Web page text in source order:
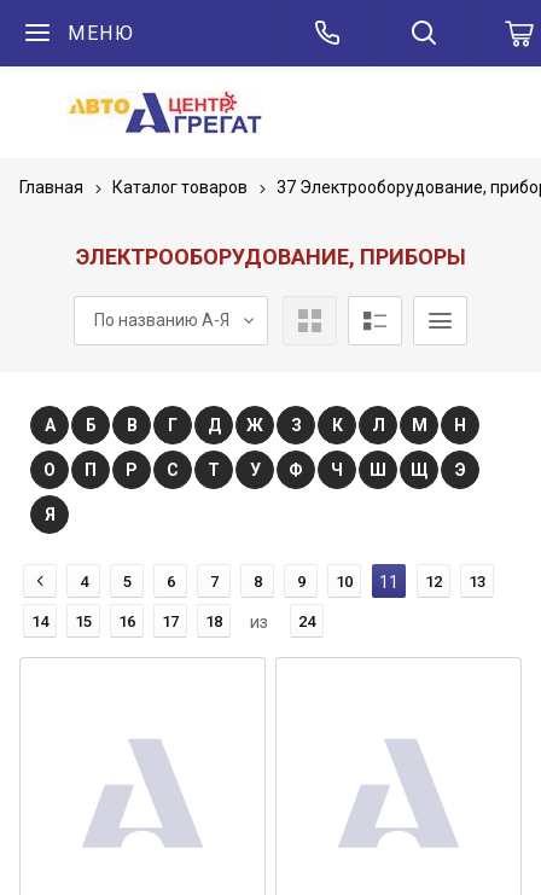
МЕНЮ
Главная Каталог товаров 37 Электрооборудование,
ЭЛЕКТРООБОРУДОВАНИЕ, ПРИБОРЫ
По названию А-Я
А Б В Г Д Ж З К Л М Н
О П Р С Т У Ф Ч Ш Щ Э
Я
4 5 6 7 8 9 10 11 12 13
14 15 16 17 18 из 24